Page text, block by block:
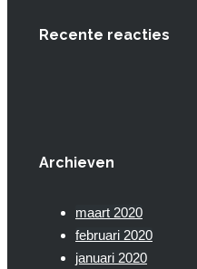
Recente reacties
Archieven
maart 2020
februari 2020
januari 2020